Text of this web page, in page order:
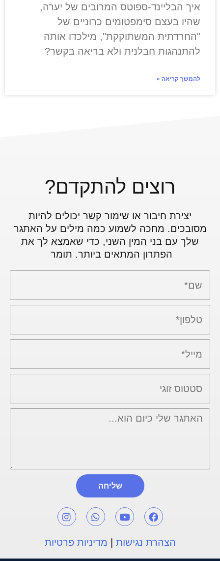
איך הבליינד-ספוטס המרובים של יערה,
שהיו בעצם סימפטומים כרוניים של
"החרדתית המשתוקקת", מילכדו אותה
להתנהגות חבלנית ולא בריאה בקשר?
להמשך קריאה »
רוצים להתקדם?
יצירת חיבור או שימור קשר יכולים להיות
מסובכים. מחכה לשמוע כמה מילים על האתגר
שלך עם בני המין השני, כדי שאמצא לך את
הפתרון המתאים ביותר. תומר
שליחה
הצהרת נגישות מדיניות פרטיות